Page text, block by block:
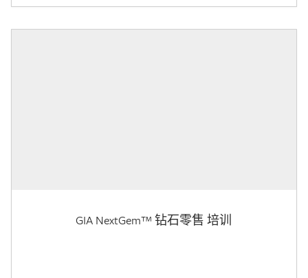
GIA NextGem™ 钻石零售 培训